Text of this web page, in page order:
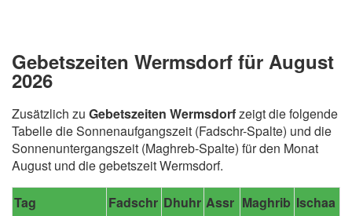
Gebetszeiten Wermsdorf für August
2026
Zusätzlich zu Gebetszeiten Wermsdorfzeigt die folgende
Tabelle die Sonnenaufgangszeit (Fadschr-Spalte) und die
Sonnenuntergangszeit (Maghreb-Spalte) für den Monat
August und die gebetszeit Wermsdorf.
Tag Fadschr Dhuhr Assr Maghrib Ischaa